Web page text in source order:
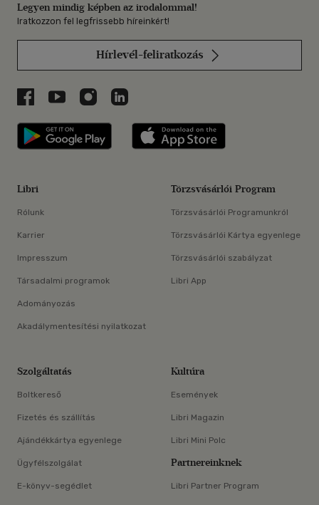
Legyen mindig képben az irodalommal!
Iratkozzon fel legfrissebb híreinkért!
Hírlevél-feliratkozás
Libri a Facebookon
Libri a Youtube-on
Libri az Instagramon
Libri a LinkedInen
Libri applikáció Szerezd meg: Google
Libri
Rólunk
Karrier
Impresszum
Társadalmi programok
Adományozás
Akadálymentesítési nyilatkozat
Törzsvásárlói Program
Törzsvásárlói Programunkról
Törzsvásárlói Kártya egyenlege
Törzsvásárlói szabályzat
Libri App
Szolgáltatás
Boltkereső
Fizetés és szállítás
Ajándékkártya egyenlege
Ügyfélszolgálat
E-könyv-segédlet
Kultúra
Események
Libri Magazin
Libri Mini Polc
Partnereinknek
Libri Partner Program